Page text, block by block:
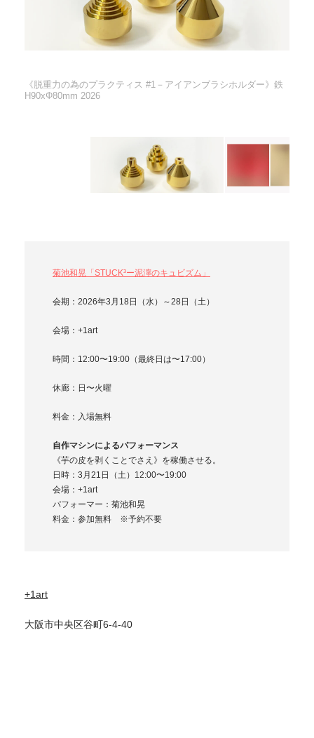
《脱重力の為のプラクティス #1－アイアンブラシホルダー》鉄
H90xΦ80mm 2026
超近景シリーズ 左から《フェルメール 真珠の耳飾りの少女》
《ベラスケス ラス メニーナス》《ヤン・ファン・エイク アル
菊池和晃「STUCK³ー泥濘のキュビズム」
会期：2026年3月18日（水）～28日（土）
会場：+1art
時間：12:00〜19:00（最終日は〜17:00）
休廊：日〜火曜
料金：入場無料
自作マシンによるパフォーマンス
《芋の皮を剥くことでさえ》を稼働させる。
日時：3月21日（土）12:00〜19:00
会場：+1art
パフォーマー：菊池和晃
料金：参加無料 ※予約不要
+1art
大阪市中央区谷町6-4-40